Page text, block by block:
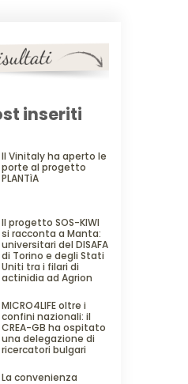
inseriti
Il Vinitaly ha aperto le
porte al progetto
PLANTìA
Il progetto SOS-KIWI
si racconta a Manta:
universitari del DISAFA
di Torino e degli Stati
Uniti tra i filari di
actinidia ad Agrion
MICRO4LIFE oltre i
confini nazionali: il
CREA-GB ha ospitato
una delegazione di
ricercatori bulgari
La convenienza